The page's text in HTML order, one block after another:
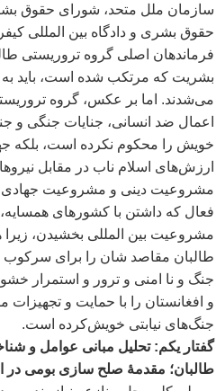
سازمان ملل متحد، شورای حقوق
حقوق بشری و دادگاه بین المللی
فرماندهان اصلی گروه تروریستی
بشریت که مرتکب شده است، باید به
میشدند. اما بر عکس، گروه
اعمال ضد انسانی، جنایات جنگی
خویش را محکوم نکرده است، بلکه
ارزشهای اسلام ناب در مقابل
مشروعیت دینی و مشروعیت جهادی
فعال که داشتن با کشورهای
مشروعیت بین المللی بخشیدن،
طالبان مقاصد شان را برای سرکوب
جنگ و نا امنی و ترور و استمرار
و افغانستان را با حمایت و تجهیزات
جنگهای نیابتی خویشکرده است.
گفتار یکم: تحلیل مبانی عوامل و
طالبان؛ مقدمۀ صلح سازی بومی در